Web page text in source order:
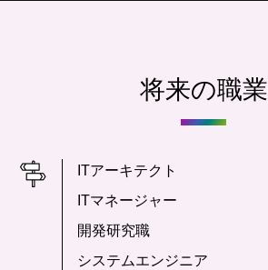
将来の職業
ITアーキテクト
ITマネージャー
開発研究職
システムエンジニア